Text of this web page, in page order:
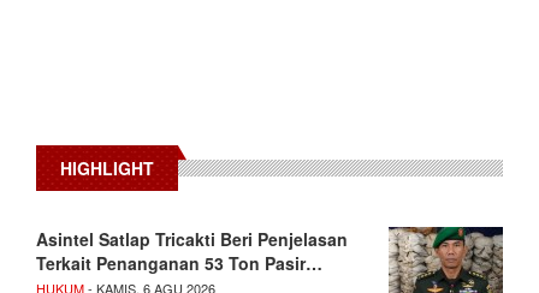
HIGHLIGHT
Asintel Satlap Tricakti Beri Penjelasan
Terkait Penanganan 53 Ton Pasir…
HUKUM- KAMIS, 6 AGU 2026